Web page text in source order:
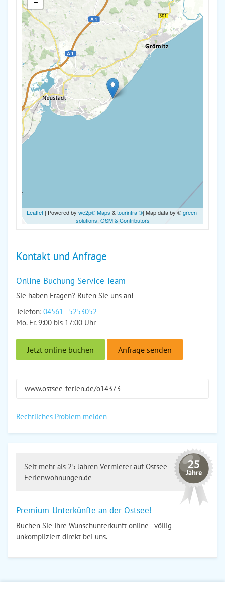
Leaflet| Powered by we2p® Maps &tourinfra ®| Map data by ©green-
solutions, OSM & Contributors
Kontakt und Anfrage
Online Buchung Service Team
Sie haben Fragen? Rufen Sie uns an!
Telefon: 04561 - 5253052
Mo.-Fr. 9:00 bis 17:00 Uhr
Jetzt online buchen Anfrage senden
www.ostsee-ferien.de/o14373
Rechtliches Problem melden
Seit mehr als 25 Jahren Vermieter auf Ostsee-
Ferienwohnungen.de
Premium-Unterkünfte an der Ostsee!
Buchen Sie Ihre Wunschunterkunft online - völlig
unkompliziert direkt bei uns.